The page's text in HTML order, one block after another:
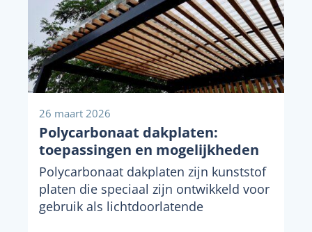
26 maart 2026
Polycarbonaat dakplaten:
toepassingen en mogelijkheden
Polycarbonaat dakplaten zijn kunststof
platen die speciaal zijn ontwikkeld voor
gebruik als lichtdoorlatende